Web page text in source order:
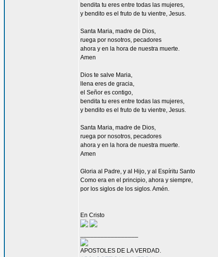
bendita tu eres entre todas las mujeres,
y bendito es el fruto de tu vientre, Jesus.
Santa Maria, madre de Dios,
ruega por nosotros, pecadores
ahora y en la hora de nuestra muerte.
Amen
Dios te salve Maria,
llena eres de gracia,
el Señor es contigo,
bendita tu eres entre todas las mujeres,
y bendito es el fruto de tu vientre, Jesus.
Santa Maria, madre de Dios,
ruega por nosotros, pecadores
ahora y en la hora de nuestra muerte.
Amen
Gloria al Padre, y al Hijo, y al Espíritu Santo
Como era en el principio, ahora y siempre,
por los siglos de los siglos. Amén.
En Cristo
APOSTOLES DE LA VERDAD.